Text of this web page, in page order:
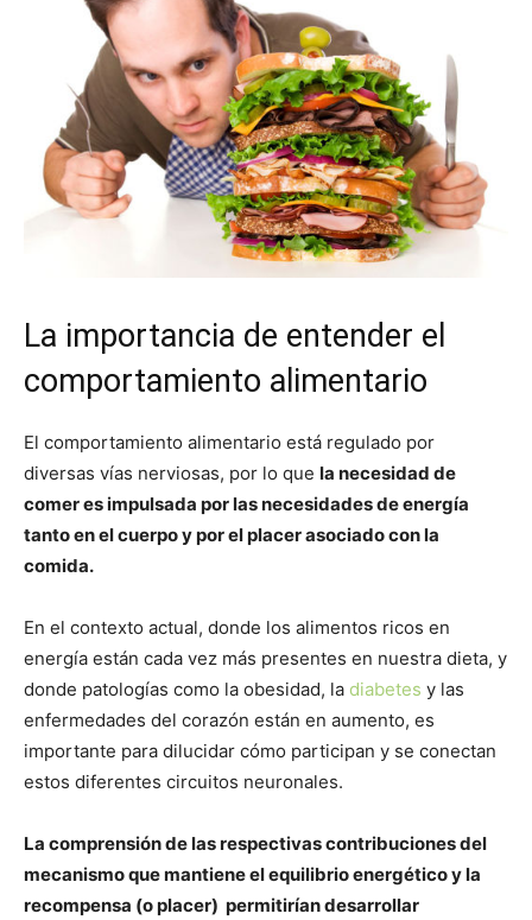
La importancia de entender el
comportamiento alimentario
El comportamiento alimentario está regulado por
diversas vías nerviosas, por lo que la necesidad de
comer es impulsada por las necesidades de energía
tanto en el cuerpo y por el placer asociado con la
comida.
En el contexto actual, donde los alimentos ricos en
energía están cada vez más presentes en nuestra dieta, y
donde patologías como la obesidad, la diabetes y las
enfermedades del corazón están en aumento, es
importante para dilucidar cómo participan y se conectan
estos diferentes circuitos neuronales.
La comprensión de las respectivas contribuciones del
mecanismo que mantiene el equilibrio energético y la
recompensa (o placer) permitirían desarrollar